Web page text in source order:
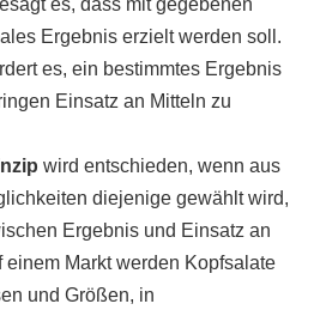
es, dass mit gegebenen
Ergebnis erzielt werden soll.
es, ein bestimmtes Ergebnis
Einsatz an Mitteln zu
wird entschieden, wenn aus
diejenige gewählt wird,
Ergebnis und Einsatz an
einem Markt werden Kopfsalate
und Größen, in